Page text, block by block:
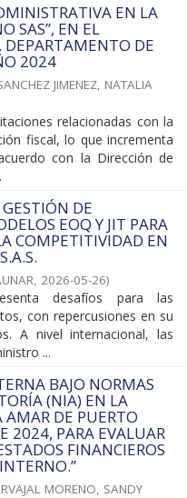
EN LA
SAS”, EN EL
DEPARTAMENTO DE
2024
JIMENEZ, NATALIA
relacionadas con la
fiscal, lo que incrementa
con la Dirección de
DE
EOQ Y JIT PARA
COMPETITIVIDAD EN
, 2026-05-26)
desafíos para las
con repercusiones en su
A nivel internacional, las
...
BAJO NORMAS
(NIA) EN LA
DE PUERTO
2024, PARA EVALUAR
FINANCIEROS
MORENO, SANDY